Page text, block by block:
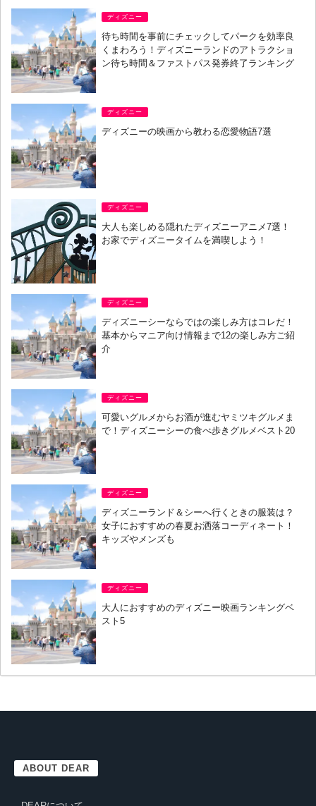
ディズニー
待ち時間を事前にチェックしてパークを効率良
くまわろう！ディズニーランドのアトラクショ
ン待ち時間＆ファストパス発券終了ランキング
ディズニー
ディズニーの映画から教わる恋愛物語7選
ディズニー
大人も楽しめる隠れたディズニーアニメ7選！
お家でディズニータイムを満喫しよう！
ディズニー
ディズニーシーならではの楽しみ方はコレだ！
基本からマニア向け情報まで12の楽しみ方ご紹
介
ディズニー
可愛いグルメからお酒が進むヤミツキグルメま
で！ディズニーシーの食べ歩きグルメベスト20
ディズニー
ディズニーランド＆シーへ行くときの服装は？
女子におすすめの春夏お洒落コーディネート！
キッズやメンズも
ディズニー
大人におすすめのディズニー映画ランキングベ
スト5
ABOUT DEAR